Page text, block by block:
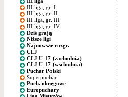
III liga, gr. I
III liga, gr. II
III liga, gr. III
III liga, gr. IV
Dziś grają
Niższe ligi
Najnowsze rozgr.
CLJ
CLJ U-17 (zachodnia)
CLJ U-17 (wschodnia)
Puchar Polski
Superpuchar
Puch. okręgowe
Europuchary